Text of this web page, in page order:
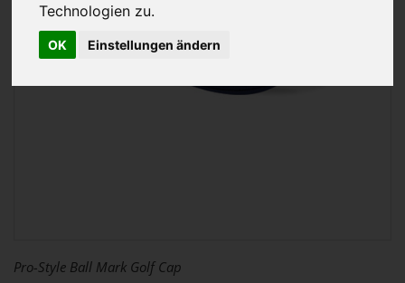
Technologien zu.
OK Einstellungen ändern
Pro-Style Ball Mark Golf Cap